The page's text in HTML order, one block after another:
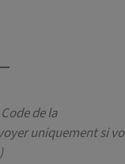
de la
uniquement si